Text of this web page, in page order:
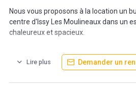
Nous vous proposons à la location un
centre d'Issy Les Moulineaux dans un
chaleureux et spacieux.
Situé, boulevard Gambetta, au pied du
(ligne 12) et à proximité du nouveau
activité en respectant vos besoins.
Lire plus Demander un